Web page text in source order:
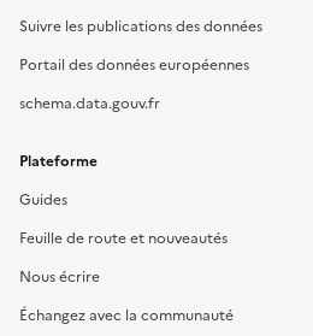
Suivre les publications des données
Portail des données européennes
schema.data.gouv.fr
Plateforme
Guides
Feuille de route et nouveautés
Nous écrire
Échangez avec la communauté